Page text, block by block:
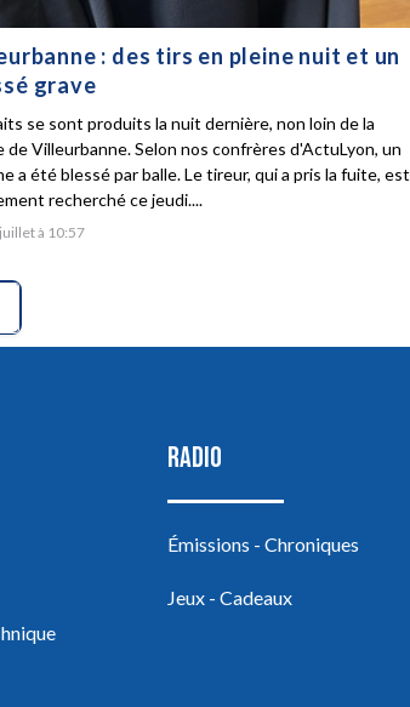
: des tirs en pleine nuit et un
grave
à 10:57
se sont produits la nuit dernière, non loin de la
de Villeurbanne. Selon nos confrères d'ActuLyon, un
a été blessé par balle. Le tireur, qui a pris la fuite, est
recherché ce jeudi....
RADIO
Émissions - Chroniques
Jeux - Cadeaux